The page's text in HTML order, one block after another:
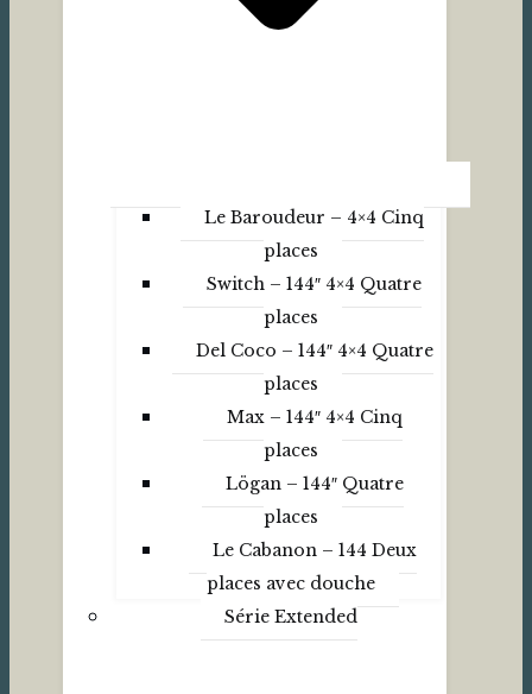
Le Baroudeur – 4×4 Cinq
places
Switch – 144″ 4×4 Quatre
places
Del Coco – 144″ 4×4 Quatre
places
Max – 144″ 4×4 Cinq
places
Lögan – 144″ Quatre
places
Le Cabanon – 144 Deux
places avec douche
Série Extended